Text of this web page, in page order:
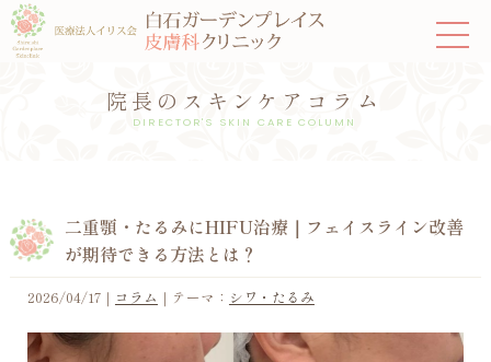
院長のスキンケアコラム
DIRECTOR'S SKIN CARE COLUMN
二重顎・たるみにHIFU治療｜フェイスライン改善
が期待できる方法とは？
2026/04/17｜ コラム ｜テーマ： シワ・たるみ